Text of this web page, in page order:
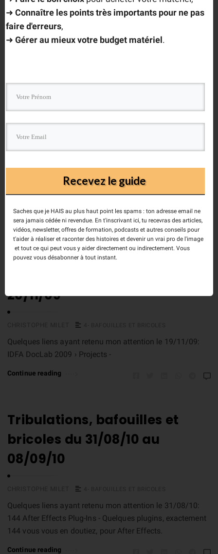
Comment as a guest.
savoir plus sur la façon dont les données de vos
commentaires sont traitées.
Tribulations, bafouilles et
20/11/09
Quelques liens ayant retenu mon attention le 19/11/09:
IDFA DocLab 2009 › Projects -
Continue reading
Tribulations, bafouilles et
bricoles du 31/08/10 au
08/09/10
Quelques liens ayant retenu mon attention le 31/08/10:
144 After Effects Plug-Ins - Quelques plugins, exactement
144 vous vous en doutiez, pour After Effects.
Continue reading
➜ Connaître les points très importants pour ne pas
faire d'erreurs,
➜ Gérer au mieux votre budget matériel.
Recevez le guide
Saches que je HAIS au plus haut point les spams : ton adresse email ne
sera jamais cédée ni revendue. En t'inscrivant ici, tu recevras des articles,
vidéos, newsletter, offres de formation, podcasts et autres conseils pour
t'aider à réaliser et raconter des histoires et devenir un vrai pro de l'image
et tout ce qui peut vous y aider directement ou indirectement. Vous
pouvez vous désabonner à tout instant.